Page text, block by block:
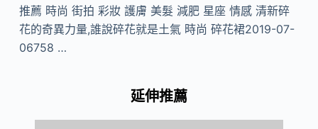
推薦 時尚 街拍 彩妝 護膚 美髮 減肥 星座 情感 清新碎
花的奇異力量,誰說碎花就是土氣 時尚 碎花裙2019-07-
06758 …
延伸推薦